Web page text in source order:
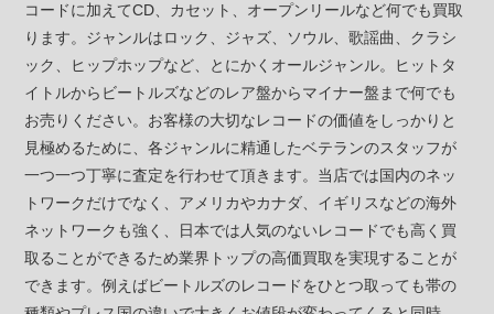
コードに加えてCD、カセット、オープンリールなど何でも買取
ります。ジャンルはロック、ジャズ、ソウル、歌謡曲、クラシ
ック、ヒップホップなど、とにかくオールジャンル。ヒットタ
イトルからビートルズなどのレア盤からマイナー盤まで何でも
お売りください。お客様の大切なレコードの価値をしっかりと
見極めるために、各ジャンルに精通したベテランのスタッフが
一つ一つ丁寧に査定を行わせて頂きます。当店では国内のネッ
トワークだけでなく、アメリカやカナダ、イギリスなどの海外
ネットワークも強く、日本では人気のないレコードでも高く買
取ることができるため業界トップの高価買取を実現することが
できます。例えばビートルズのレコードをひとつ取っても帯の